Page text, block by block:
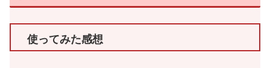
使ってみた感想